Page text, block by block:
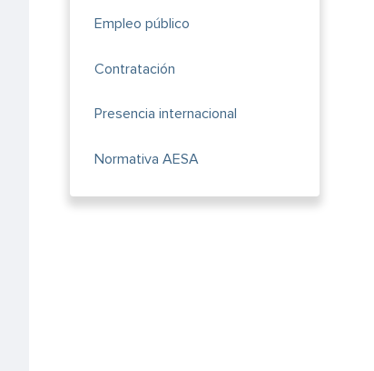
Empleo público
Contratación
Presencia internacional
Normativa AESA